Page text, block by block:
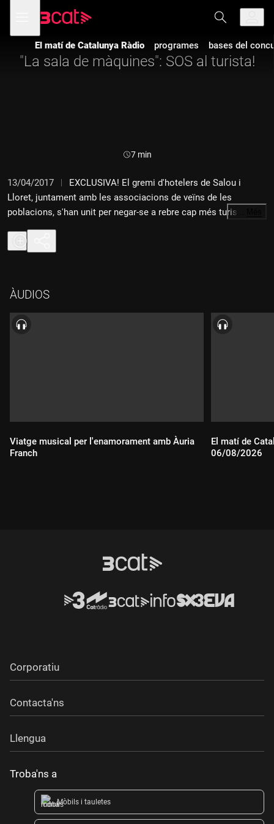
navegació
principal
menú
de
El matí de Catalunya Ràdio programes bases del
"La sala de màquines": SOS al turista!
Durada:
7 min
13/04/2017
EXCLUSIVA! El gremi d'hotelers de Salou i
Lloret, juntament amb les associacions de veïns de les
poblacions, s'han unit per negar-se a rebre cap més turista
salvatge. Des d'ara, crearan els seus propis turistes en
captivitat. Uns guiris de piscifactoria que estiguin una mica
més controladets que els que arriben del Regne Unit.
…
ÀUDIOS
Viatge musical per l'enamorament amb Àuria
Franch
El matí de
06/08/2026
Corporatiu
Contacta'ns
Llengua
Troba'ns a
Mòbils i tauletes